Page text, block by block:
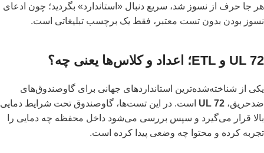
هر جا حرف از نسوز شد، سریع دنبال «استاندارد» بگردید؛ چون ادعای
نسوز بودن بدون تست معتبر، فقط یک برچسب تبلیغاتی است.
UL 72 و ETL؛ اعداد و کلاس‌ها یعنی چه؟
یکی از شناخته‌شده‌ترین استانداردهای جهانی برای گاوصندوق‌های
ضدحریق، UL 72 است. در این تست‌ها، گاوصندوق تحت شرایط دمایی
بالا قرار می‌گیرد و سپس بررسی می‌شود داخل محفظه چه دمایی را
تجربه کرده و محتوا چه وضعی پیدا کرده است.